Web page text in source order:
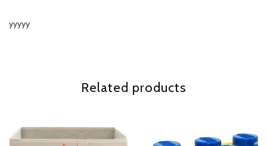
yyyyy
Related products